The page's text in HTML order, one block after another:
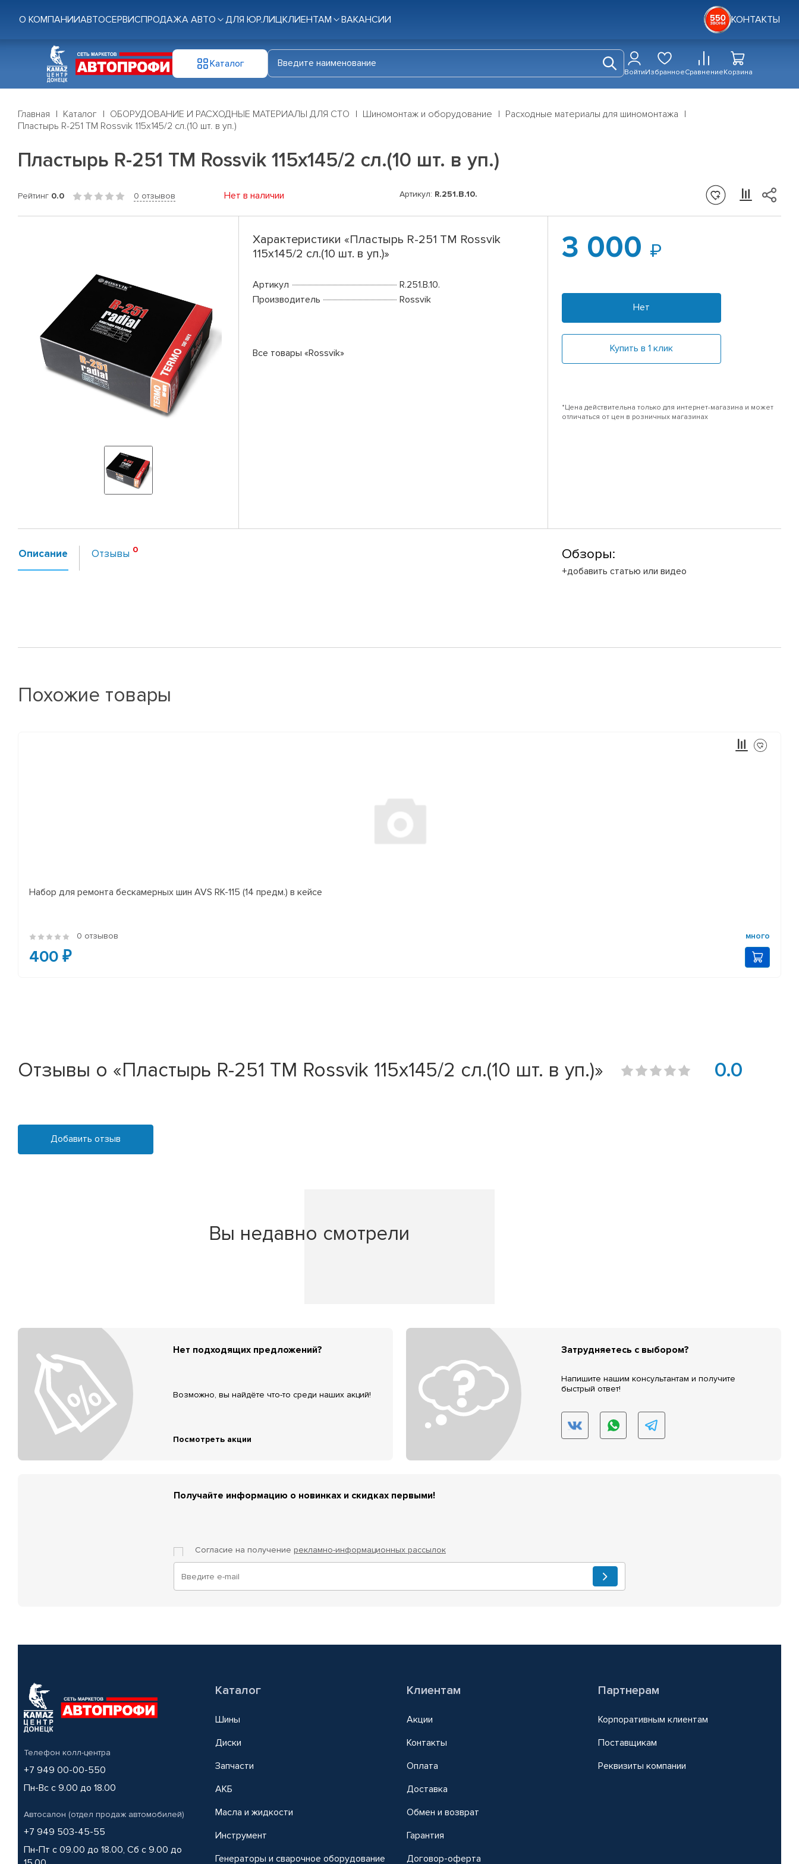
О КОМПАНИИАВТОСЕРВИСПРОДАЖА АВТО ДЛЯ ЮР.ЛИЦКЛИЕНТАМ ВАКАНСИИ КОНТАКТЫ
Каталог
ВойтиИзбранноеСравнениеКорзина
Главная Каталог ОБОРУДОВАНИЕ И РАСХОДНЫЕ МАТЕРИАЛЫ ДЛЯ СТО Шиномонтаж и оборудование
Расходные материалы для шиномонтажа
Пластырь R-251 ТМ Rossvik 115х145/2 сл.(10 шт. в уп.)
Пластырь R-251 ТМ Rossvik 115х145/2 сл.(10 шт. в уп.)
Рейтинг 0.0 0 отзывов Нет в наличии Артикул: R.251.B.10.
Характеристики «Пластырь R-251 ТМ Rossvik
115х145/2 сл.(10 шт. в уп.)»
Артикул
R.251.B.10.
Производитель
Rossvik
Все товары «Rossvik»
3 000
Нет
Купить в 1 клик
*Цена действительна только для интернет-магазина и может
отличаться от цен в розничных магазинах
Описание Отзывы Обзоры:
+добавить статью или видео
Похожие товары
Набор для ремонта бескамерных шин AVS RK-115 (14 предм.) в кейсе
0 отзывов много
400 ₽
Отзывы о «Пластырь R-251 ТМ Rossvik 115х145/2 сл.(10 шт. в уп.)» 0.0
Добавить отзыв
Вы недавно смотрели
Нет подходящих предложений?
Возможно, вы найдёте что-то среди наших акций!
Посмотреть акции
Затрудняетесь с выбором?
Напишите нашим консультантам и получите
быстрый ответ!
Получайте информацию о новинках и скидках первыми!
Согласие на получение рекламно-информационных рассылок
Телефон колл-центра
+7 949 00-00-550
Пн-Вс с 9.00 до 18.00
Автосалон (отдел продаж автомобилей)
+7 949 503-45-55
Пн-Пт с 09.00 до 18.00, Сб с 9.00 до
Каталог
Шины
Диски
Запчасти
АКБ
Масла и жидкости
Инструмент
Генераторы и сварочное оборудование
Клиентам
Акции
Контакты
Оплата
Доставка
Обмен и возврат
Гарантия
Договор-оферта
Партнерам
Корпоративным клиентам
Поставщикам
Реквизиты компании